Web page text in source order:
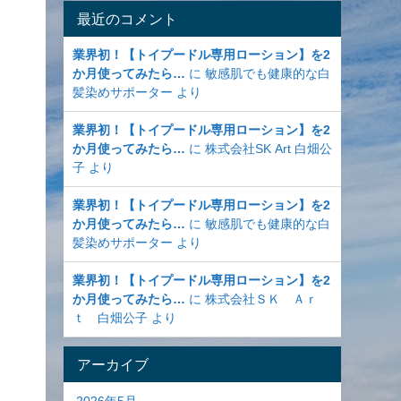
最近のコメント
業界初！【トイプードル専用ローション】を2
か月使ってみたら… に 敏感肌でも健康的な白
髪染めサポーター より
業界初！【トイプードル専用ローション】を2
か月使ってみたら… に 株式会社SK Art 白畑公
子より
業界初！【トイプードル専用ローション】を2
か月使ってみたら… に 敏感肌でも健康的な白
髪染めサポーター より
業界初！【トイプードル専用ローション】を2
か月使ってみたら… に 株式会社ＳＫ Ａｒ
ｔ 白畑公子より
アーカイブ